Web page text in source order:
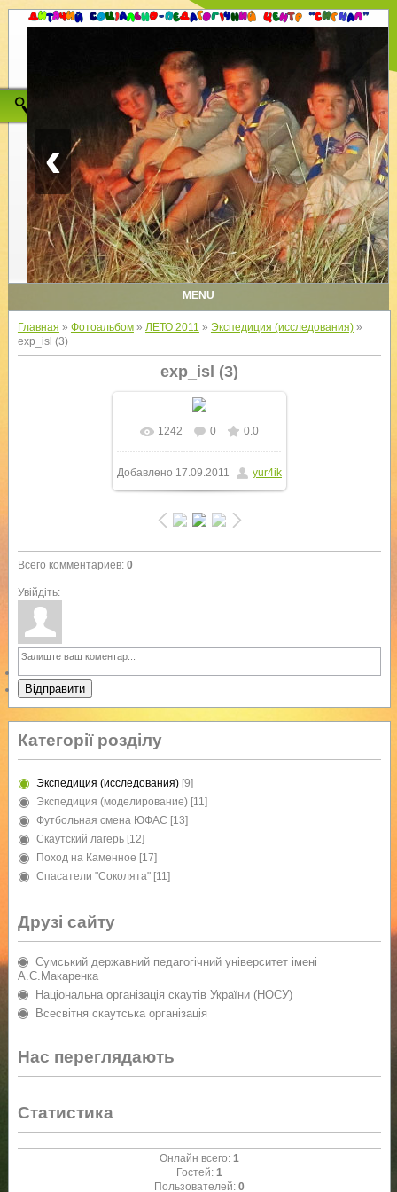
‹
MENU
Главная » Фотоальбом» ЛЕТО 2011 » Экспедиция (исследования)»
exp_isl (3)
exp_isl (3)
В реальном размере
1024x768/ 99.0Kb
1242 0 0.0
Добавлено 17.09.2011 yur4ik
Всего комментариев: 0
Увійдіть:
Відправити
Категорії розділу
Экспедиция (исследования) [9]
Экспедиция (моделирование) [11]
Футбольная смена ЮФАС [13]
Скаутский лагерь [12]
Поход на Каменное [17]
Спасатели "Соколята" [11]
Друзі сайту
Сумський державний педагогічний університет імені
А.С.Макаренка
Національна організація скаутів України (НОСУ)
Всесвітня скаутська організація
Нас переглядають
Статистика
Онлайн всего: 1
Гостей: 1
Пользователей: 0